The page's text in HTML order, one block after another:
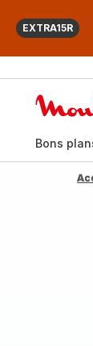
EXTRA15R
Bons